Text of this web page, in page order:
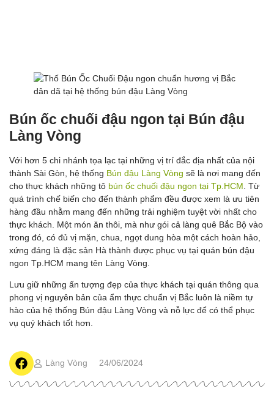
Bún ốc chuối đậu ngon tại Bún đậu
Làng Vòng
Với hơn 5 chi nhánh tọa lạc tại những vị trí đắc địa nhất của nội
thành Sài Gòn, hệ thống Bún đậu Làng Vòng sẽ là nơi mang đến
cho thực khách những tô bún ốc chuối đậu ngon tại Tp.HCM . Từ
quá trình chế biến cho đến thành phẩm đều được xem là ưu tiên
hàng đầu nhằm mang đến những trải nghiệm tuyệt vời nhất cho
thực khách. Một món ăn thôi, mà như gói cả làng quê Bắc Bộ vào
trong đó, có đủ vị mặn, chua, ngọt dung hòa một cách hoàn hảo,
xứng đáng là đặc sản Hà thành được phục vụ tại quán bún đậu
ngon Tp.HCM mang tên Làng Vòng.
Lưu giữ những ấn tượng đẹp của thực khách tại quán thông qua
phong vị nguyên bản của ẩm thực chuẩn vị Bắc luôn là niềm tự
hào của hệ thống Bún đậu Làng Vòng và nỗ lực để có thể phục
vụ quý khách tốt hơn.
Làng Vòng 24/06/2024